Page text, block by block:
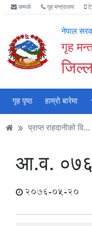
Accessibility
Mode
गर्नुहोस्
मुख्य
सामाग्री
मुख्य
नेभिगेसन
वेबसाइट
खोजमा
सम्पर्क गृह मन्त्रालय
नेपाल
गृह
गृह पृष्ठ हाम्रो बारेमा
प्राप्त राहदानीको वि...
आ.व.
2076-05-20